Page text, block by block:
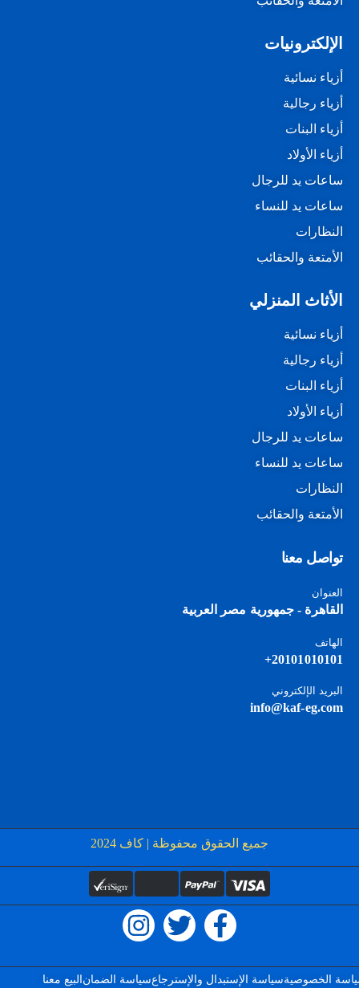
الإلكترونيات
أزياء نسائية
أزياء رجالية
أزياء البنات
أزياء الأولاد
ساعات يد للرجال
ساعات يد للنساء
النظارات
الأمتعة والحقائب
الأثاث المنزلي
أزياء نسائية
أزياء رجالية
أزياء البنات
أزياء الأولاد
ساعات يد للرجال
ساعات يد للنساء
النظارات
الأمتعة والحقائب
تواصل معنا
العنوان
القاهرة - جمهورية مصر العربية
الهاتف
20101010101+
البريد الإلكتروني
info@kaf-eg.com
جميع الحقوق محفوظة | كاف 2024
الخصوصيةسياسة الإستبدال والإسترجاعسياسة الضمان البيع معنا